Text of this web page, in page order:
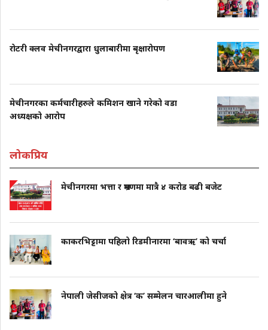
रोटरी क्लव मेचीनगरद्वारा धुलाबारीमा बृक्षारोपण
मेचीनगरका कर्मचारीहरुले कमिशन खाने गरेको वडा
अध्यक्षको आरोप
लोकप्रिय
मेचीनगरमा भत्ता र भ्रमणमा मात्रै ४ करोड बढी बजेट
काकरभिट्टामा पहिलो रिडमीनारमा ‘बावऋ’ को चर्चा
नेपाली जेसीजको क्षेत्र ‘क’ सम्मेलन चारआलीमा हुने